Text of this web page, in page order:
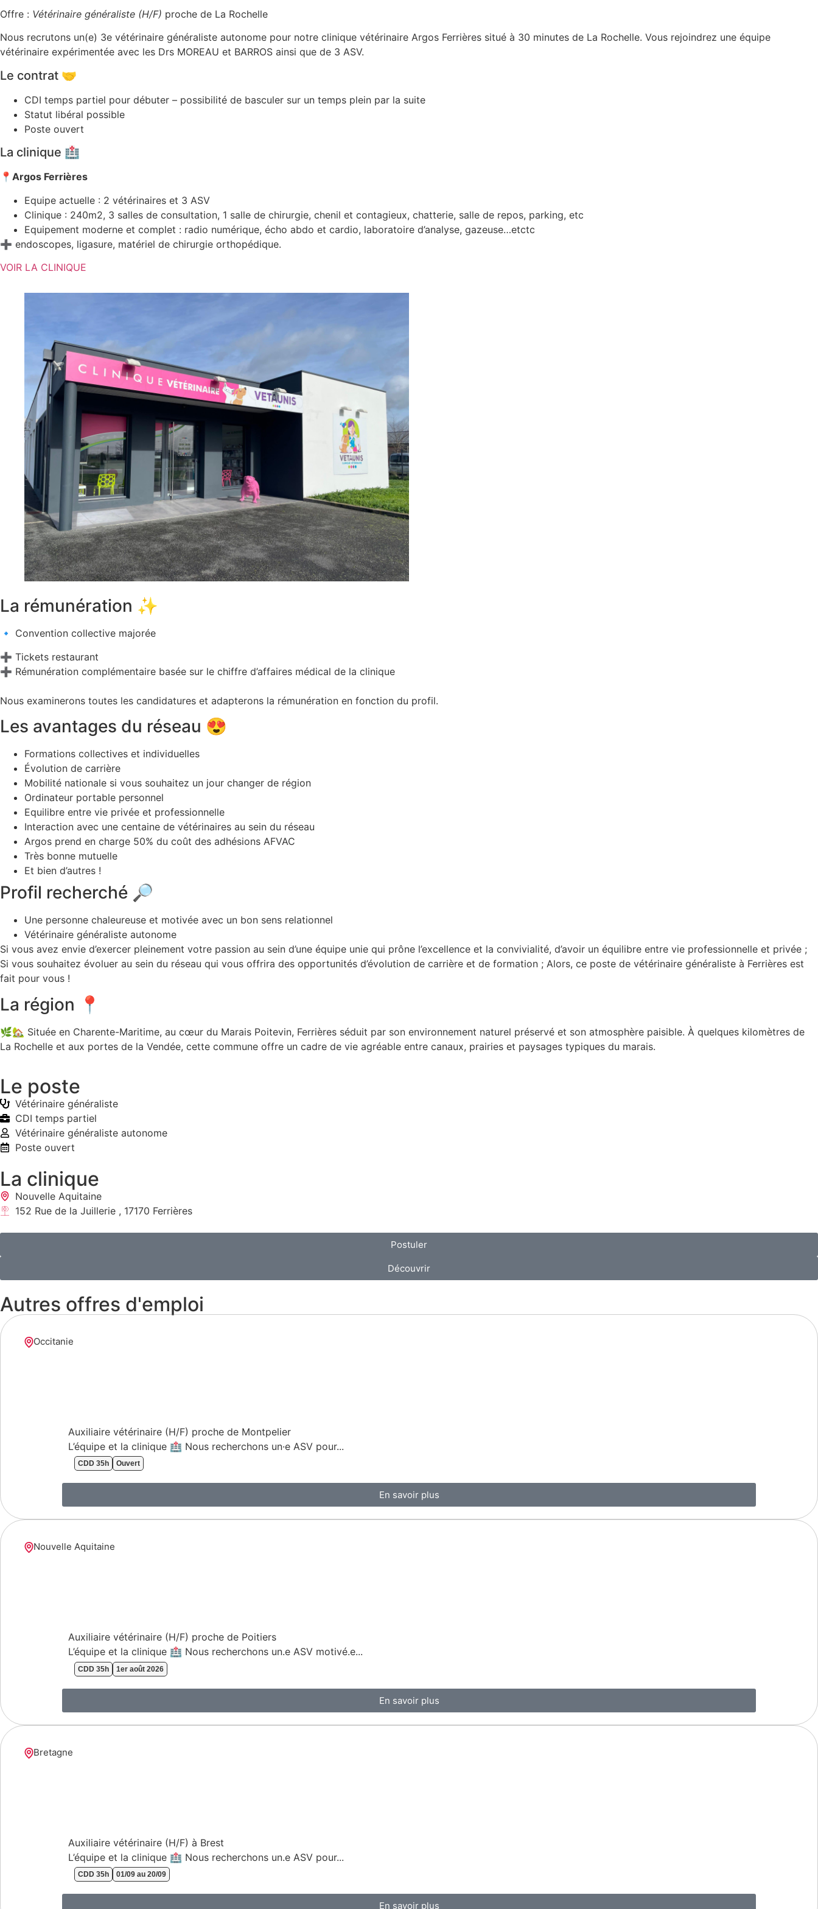
Offre : Vétérinaire généraliste (H/F) proche de La Rochelle
Nous recrutons un(e) 3e vétérinaire généraliste autonome pour notre clinique vétérinaire Argos Ferrières situé à 30 minutes de La Rochelle. Vous rejoindrez une équipe
vétérinaire expérimentée avec les Drs MOREAU et BARROS ainsi que de 3 ASV.
Le contrat 🤝
CDI temps partiel pour débuter – possibilité de basculer sur un temps plein par la suite
Statut libéral possible
Poste ouvert
La clinique 🏥
📍Argos Ferrières
Equipe actuelle : 2 vétérinaires et 3 ASV
Clinique : 240m2, 3 salles de consultation, 1 salle de chirurgie, chenil et contagieux, chatterie, salle de repos, parking, etc
Equipement moderne et complet : radio numérique, écho abdo et cardio, laboratoire d’analyse, gazeuse…etctc
➕ endoscopes, ligasure, matériel de chirurgie orthopédique.
VOIR LA CLINIQUE
La rémunération ✨
🔹 Convention collective majorée
➕ Tickets restaurant
➕ Rémunération complémentaire basée sur le chiffre d’affaires médical de la clinique
Nous examinerons toutes les candidatures et adapterons la rémunération en fonction du profil.
Les avantages du réseau 😍
Formations collectives et individuelles
Évolution de carrière
Mobilité nationale si vous souhaitez un jour changer de région
Ordinateur portable personnel
Equilibre entre vie privée et professionnelle
Interaction avec une centaine de vétérinaires au sein du réseau
Argos prend en charge 50% du coût des adhésions AFVAC
Très bonne mutuelle
Et bien d’autres !
Profil recherché 🔎
Une personne chaleureuse et motivée avec un bon sens relationnel
Vétérinaire généraliste autonome
Si vous avez envie d’exercer pleinement votre passion au sein d’une équipe unie qui prône l’excellence et la convivialité, d’avoir un équilibre entre vie professionnelle et privée ;
Si vous souhaitez évoluer au sein du réseau qui vous offrira des opportunités d’évolution de carrière et de formation ; Alors, ce poste de vétérinaire généraliste à Ferrières est
fait pour vous !
La région 📍
🌿🏡 Située en Charente-Maritime, au cœur du Marais Poitevin, Ferrières séduit par son environnement naturel préservé et son atmosphère paisible. À quelques kilomètres de
La Rochelle et aux portes de la Vendée, cette commune offre un cadre de vie agréable entre canaux, prairies et paysages typiques du marais.
Le poste
Vétérinaire généraliste
CDI temps partiel
Vétérinaire généraliste autonome
Poste ouvert
La clinique
Nouvelle Aquitaine
152 Rue de la Juillerie , 17170 Ferrières
Postuler
Découvrir
Autres offres d'emploi
Occitanie
Auxiliaire vétérinaire (H/F) proche de Montpelier
L’équipe et la clinique 🏥 Nous recherchons un·e ASV pour...
CDD 35h Ouvert
En savoir plus
Nouvelle Aquitaine
Auxiliaire vétérinaire (H/F) proche de Poitiers
L’équipe et la clinique 🏥 Nous recherchons un.e ASV motivé.e...
CDD 35h 1er août 2026
En savoir plus
Bretagne
Auxiliaire vétérinaire (H/F) à Brest
L’équipe et la clinique 🏥 Nous recherchons un.e ASV pour...
CDD 35h 01/09 au 20/09
En savoir plus